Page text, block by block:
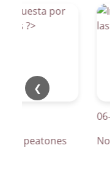
❮
peatones
06-